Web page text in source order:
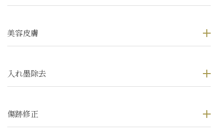
美容皮膚
入れ墨除去
傷跡修正